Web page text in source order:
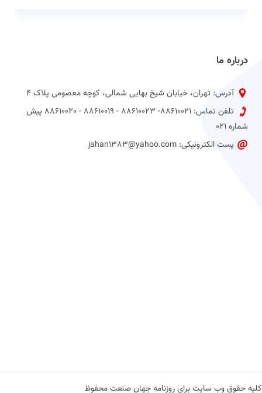
درباره ما
آدرس: تهران، خیابان شیخ بهایی شمالی، کوچه معصومی پلاک 4
تلفن تماس: 88610021- 88610023 - 88610019 - 88610020 پیش
شماره 021
پست الکترونیکی: jahan1383@yahoo.com
کلیه حقوق وب سایت برای روزنامه جهان صنعت محفوظ